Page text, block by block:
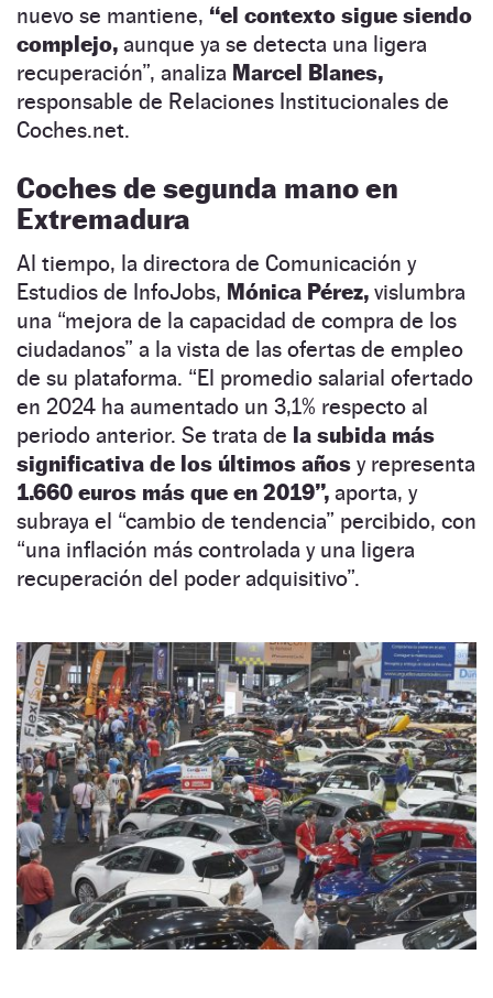
nuevo se mantiene, “el contexto sigue siendo
complejo, aunque ya se detecta una ligera
recuperación”, analiza Marcel Blanes,
responsable de Relaciones Institucionales de
Coches.net.
Coches de segunda mano en
Extremadura
Al tiempo, la directora de Comunicación y
Estudios de InfoJobs, Mónica Pérez, vislumbra
una “mejora de la capacidad de compra de los
ciudadanos” a la vista de las ofertas de empleo
de su plataforma. “El promedio salarial ofertado
en 2024 ha aumentado un 3,1% respecto al
periodo anterior. Se trata de la subida más
significativa de los últimos años y representa
1.660 euros más que en 2019”, aporta, y
subraya el “cambio de tendencia” percibido, con
“una inflación más controlada y una ligera
recuperación del poder adquisitivo”.